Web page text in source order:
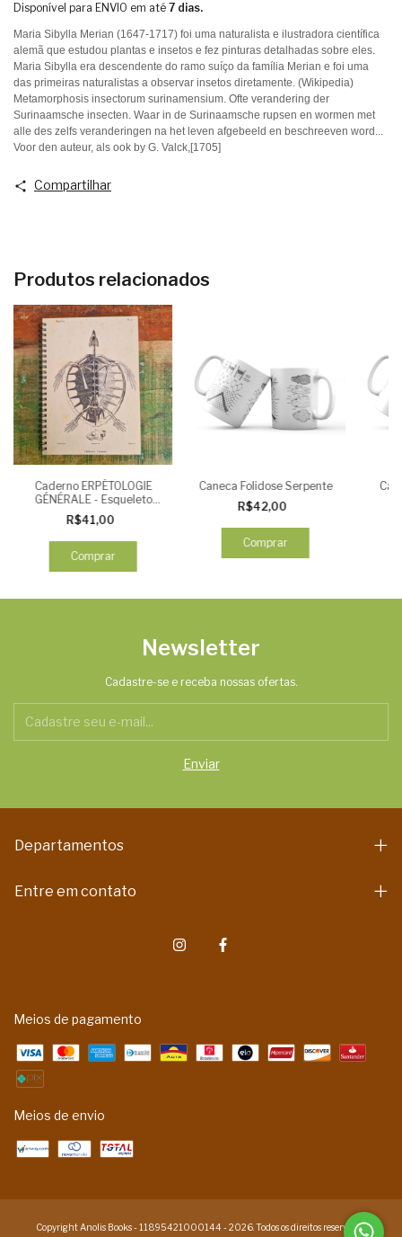
Disponível para ENVIO em até 7 dias.
Maria Sibylla Merian (1647-1717) foi uma naturalista e ilustradora científica
alemã que estudou plantas e insetos e fez pinturas detalhadas sobre eles.
Maria Sibylla era descendente do ramo suíço da família Merian e foi uma
das primeiras naturalistas a observar insetos diretamente. (Wikipedia)
Metamorphosis insectorum surinamensium. Ofte verandering der
Surinaamsche insecten. Waar in de Surinaamsche rupsen en wormen met
alle des zelfs veranderingen na het leven afgebeeld en beschreeven word...
Voor den auteur, als ook by G. Valck,[1705]
Compartilhar
Produtos relacionados
Caderno ERPÉTOLOGIE
GÉNÉRALE - Esqueleto
Quelônio
R$41,00
Comprar
Caneca Folidose Serpente
R$42,00
Comprar
Newsletter
Cadastre-se e receba nossas ofertas.
Departamentos
Entre em contato
Meios de pagamento
Meios de envio
Copyright Anolis Books - 11895421000144 - 2026. Todos os direitos reservados.